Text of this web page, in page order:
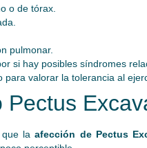
o de tórax.
pulmonar.
si hay posibles síndromes
para valorar la tolerancia al
Pectus
la afección de Pectus